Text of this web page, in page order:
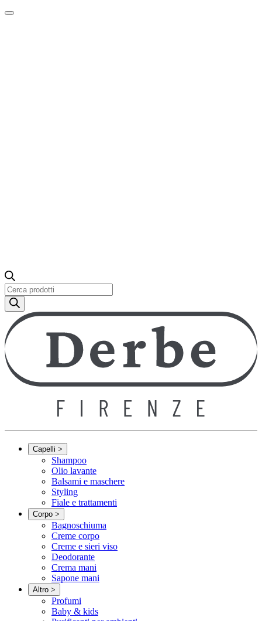
Ricerca
prodotti
Capelli >
Shampoo
Olio lavante
Balsami e maschere
Styling
Fiale e trattamenti
Corpo >
Bagnoschiuma
Creme corpo
Creme e sieri viso
Deodorante
Crema mani
Sapone mani
Altro >
Profumi
Baby & kids